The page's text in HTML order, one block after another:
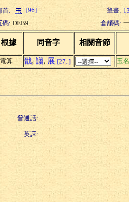
首: [96] 筆畫:
碼: DEB9 倉頡碼:
根據 同音字 相關音節
算 戩, 譾, 展 [27..]
玉名
普通話:
英譯: